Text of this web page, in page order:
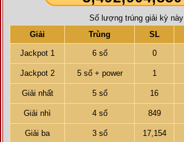
Số lượng trúng giải kỳ này
Giải
Trùng SL
Jackpot 1 6 số 0
Jackpot 2 5 số + power 1
Giải nhất 5 số 16
Giải nhì 4 số 849
Giải ba 3 số 17,154